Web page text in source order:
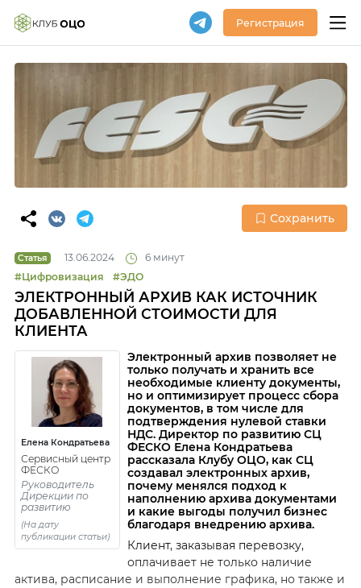
Регистрация
Сохранить
Статья 13.06.2024
6 минут
#Цифровизация
#ЭДО
ЭЛЕКТРОННЫЙ АРХИВ КАК ИСТОЧНИК
ДОБАВЛЕННОЙ СТОИМОСТИ ДЛЯ
КЛИЕНТА
Елена Кондратьева
Сервисный центр
ФЕСКО
Руководитель
Дирекции по
развитию
(На дату
публикации статьи)
Электронный архив позволяет не
только получать и хранить все
необходимые клиенту документы,
но и оптимизирует процесс сбора
документов, в том числе для
подтверждения нулевой ставки
НДС. Директор по развитию СЦ
ФЕСКО Елена Кондратьева
рассказала Клубу ОЦО, как СЦ
создавал электронных архив,
почему менялся подход к
наполнению архива документами
и какие выгоды получил бизнес
благодаря внедрению архива.
Клиент, заказывая перевозку,
оплачивает не только наличие
актива, расписание и выполнение графика, но также и